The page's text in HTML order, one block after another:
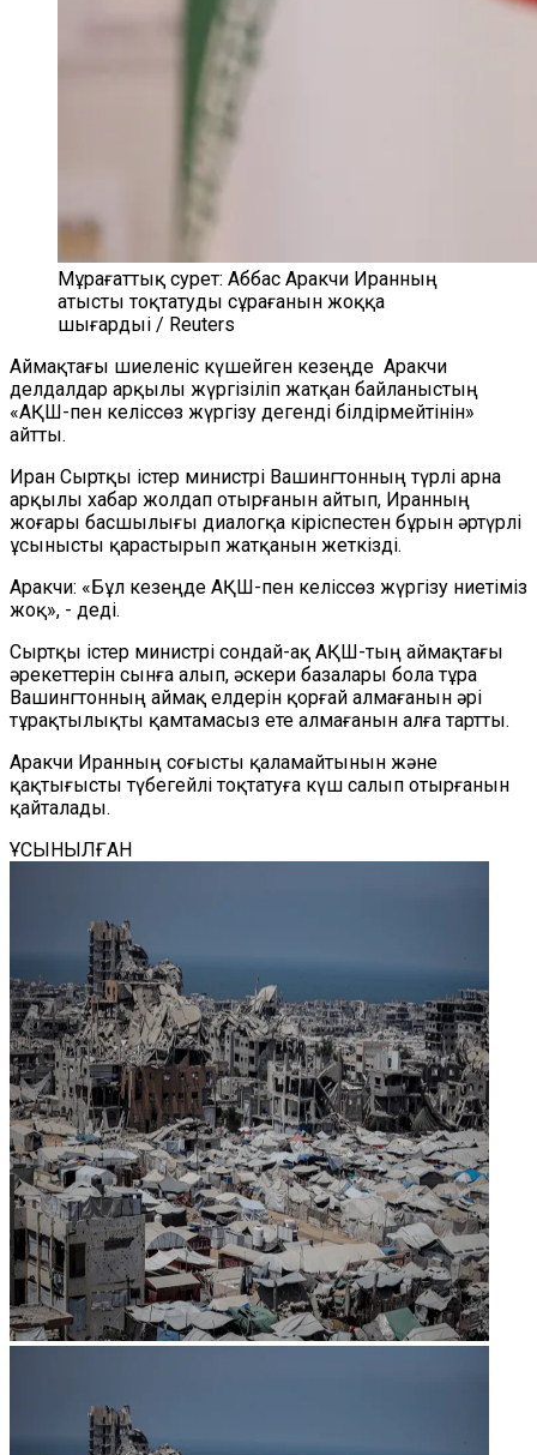
Мұрағаттық сурет: Аббас Аракчи Иранның
атысты тоқтатуды сұрағанын жоққа
шығардыі / Reuters
Аймақтағы шиеленіс күшейген кезеңде Аракчи
делдалдар арқылы жүргізіліп жатқан байланыстың
«АҚШ-пен келіссөз жүргізу дегенді білдірмейтінін»
айтты.
Иран Сыртқы істер министрі Вашингтонның түрлі арна
арқылы хабар жолдап отырғанын айтып, Иранның
жоғары басшылығы диалогқа кіріспестен бұрын әртүрлі
ұсынысты қарастырып жатқанын жеткізді.
Аракчи: «Бұл кезеңде АҚШ-пен келіссөз жүргізу ниетіміз
жоқ», - деді.
Сыртқы істер министрі сондай-ақ АҚШ-тың аймақтағы
әрекеттерін сынға алып, әскери базалары бола тұра
Вашингтонның аймақ елдерін қорғай алмағанын әрі
тұрақтылықты қамтамасыз ете алмағанын алға тартты.
Аракчи Иранның соғысты қаламайтынын және
қақтығысты түбегейлі тоқтатуға күш салып отырғанын
қайталады.
ҰСЫНЫЛҒАН